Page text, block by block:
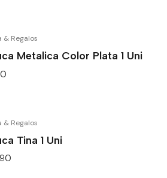
& Regalos
Metalica Color Plata 1 Uni
& Regalos
Tina 1 Uni